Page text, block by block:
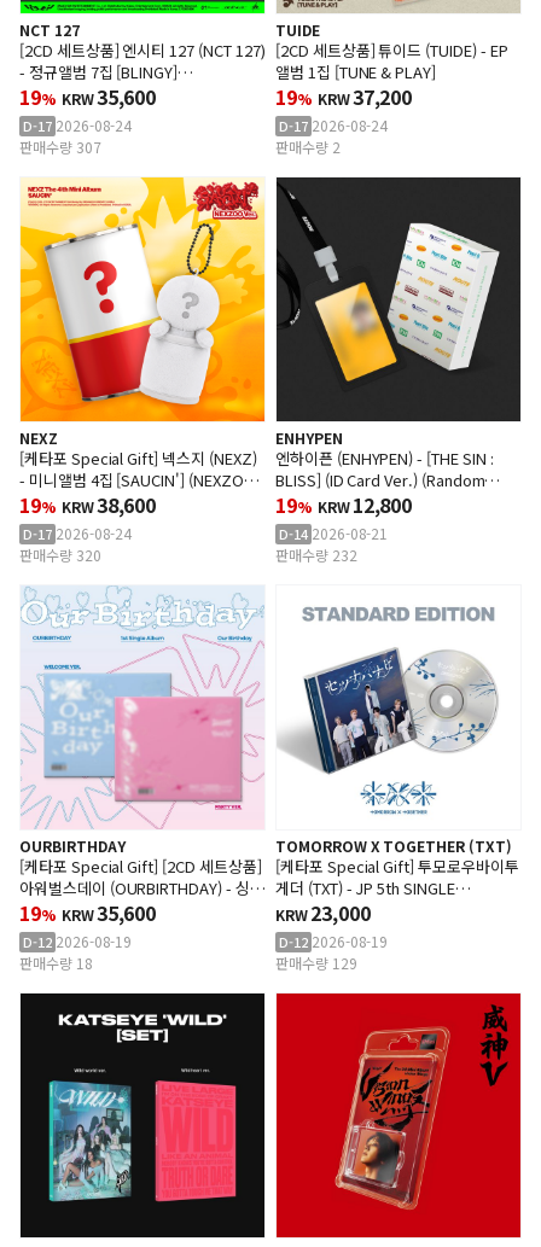
NCT 127
[2CD 세트상품] 엔시티 127 (NCT 127)
- 정규앨범 7집 [BLINGY]
(Photobook Ver.)
19% KRW35,600
D-17 2026-08-24
판매수량 307
TUIDE
[2CD 세트상품] 튜이드 (TUIDE) - EP
앨범 1집 [TUNE & PLAY]
19% KRW37,200
D-17 2026-08-24
판매수량 2
NEXZ
[케타포 Special Gift] 넥스지 (NEXZ)
- 미니앨범 4집 [SAUCIN'] (NEXZOO
Ver.)
19% KRW38,600
D-17 2026-08-24
판매수량 320
ENHYPEN
엔하이픈 (ENHYPEN) - [THE SIN :
BLISS] (ID Card Ver.) (Random
Ver.)
19% KRW12,800
D-14 2026-08-21
판매수량 232
OURBIRTHDAY
[케타포 Special Gift] [2CD 세트상품]
아워벌스데이 (OURBIRTHDAY) - 싱글
앨범 1집 [Our Birthday]
(PHOTOBOOK Ver.)
19% KRW35,600
D-12 2026-08-19
판매수량 18
TOMORROW X TOGETHER (TXT)
[케타포 Special Gift] 투모로우바이투
게더 (TXT) - JP 5th SINGLE
'Setsuna Hanabi' (Standard
Edition)
KRW23,000
D-12 2026-08-19
판매수량 129